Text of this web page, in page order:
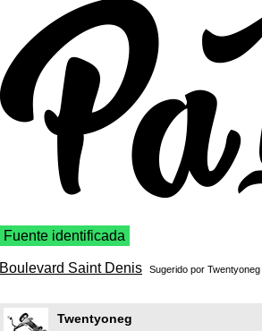
Fuente identificada
Boulevard Saint Denis Sugerido por Twentyoneg
Twentyoneg